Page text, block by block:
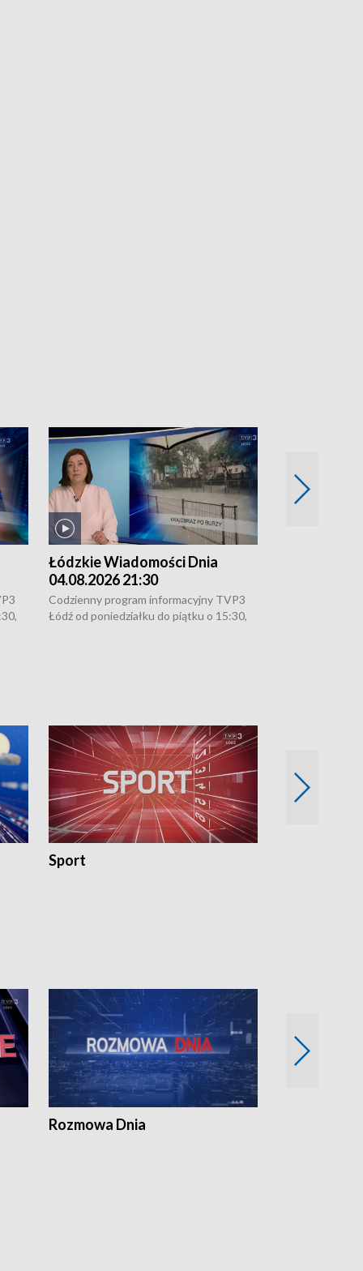
Łódzkie Wiadomości Dnia
04.08.2026 21:30
Codzienny program informacyjny TVP3
Łódź od poniedziałku do piątku o 15:30,
Sport
Rozmowa Dnia